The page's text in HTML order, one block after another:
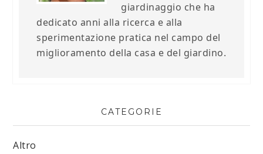
giardinaggio che ha
dedicato anni alla ricerca e alla
sperimentazione pratica nel campo del
miglioramento della casa e del giardino.
CATEGORIE
Altro